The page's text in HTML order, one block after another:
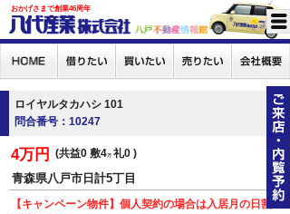
おかげさまで創業46周年
ロイヤルタカハシ 101
問合番号：10247
4万円 共益0 敷4万 礼0
青森県八戸市日計5丁目
【キャンペーン物件】個人契約の場合は入居月の日割